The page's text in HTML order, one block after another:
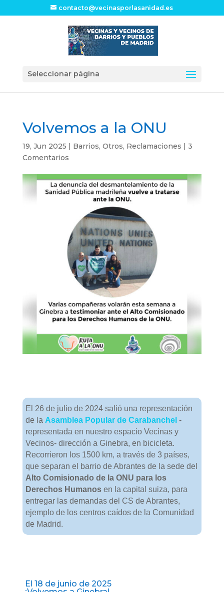
contacto@vecinasporlasanidad.es
Seleccionar página
Volvemos a la ONU
19, Jun 2025 | Barrios, Otros, Reclamaciones | 3
Comentarios
El 26 de julio de 2024 salió una representación
de la Asamblea Popular de Carabanchel -
representada en nuestro espacio Vecinas y
Vecinos- dirección a Ginebra, en bicicleta.
Recorrieron los 1500 km, a través de 3 países,
que separan el barrio de Abrantes de la sede del
Alto Comisionado de la ONU para los
Derechos Humanos en la capital suiza, para
entregar las demandas del CS de Abrantes,
ejemplo de los centros caídos de la Comunidad
de Madrid.
El 18 de junio de 2025